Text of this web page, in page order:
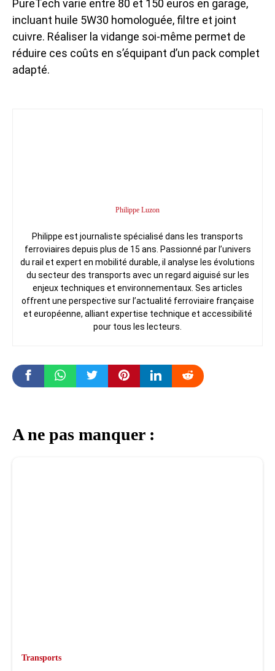
PureTech varie entre 80 et 150 euros en garage,
incluant huile 5W30 homologuée, filtre et joint
cuivre. Réaliser la vidange soi-même permet de
réduire ces coûts en s’équipant d’un pack complet
adapté.
Philippe Luzon
Philippe est journaliste spécialisé dans les transports
ferroviaires depuis plus de 15 ans. Passionné par l’univers
du rail et expert en mobilité durable, il analyse les évolutions
du secteur des transports avec un regard aiguisé sur les
enjeux techniques et environnementaux. Ses articles
offrent une perspective sur l’actualité ferroviaire française
et européenne, alliant expertise technique et accessibilité
pour tous les lecteurs.
A ne pas manquer :
Transports